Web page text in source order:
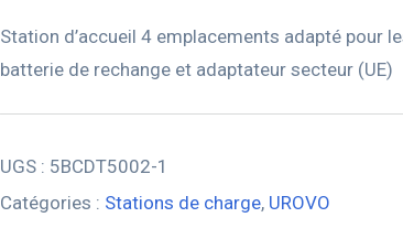
Station d’accueil 4 emplacements adapté pour
batterie de rechange et adaptateur secteur (UE)
UGS : 5BCDT5002-1
Catégories : Stations de charge, UROVO